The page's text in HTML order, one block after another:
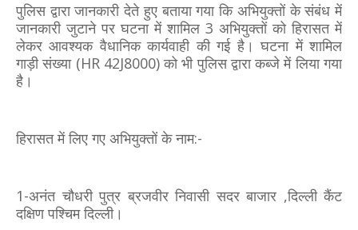
पुलिस द्वारा जानकारी देते हुए बताया गया कि अभियुक्तों के संबंध में
जानकारी जुटाने पर घटना में शामिल 3 अभियुक्तों को हिरासत में
लेकर आवश्यक वैधानिक कार्यवाही की गई है। घटना में शामिल
गाड़ी संख्या (HR 42J8000) को भी पुलिस द्वारा कब्जे में लिया गया
है।
हिरासत में लिए गए अभियुक्तों के नाम:-
1-अनंत चौधरी पुत्र ब्रजवीर निवासी सदर बाजार ,दिल्ली कैंट
दक्षिण पश्चिम दिल्ली।